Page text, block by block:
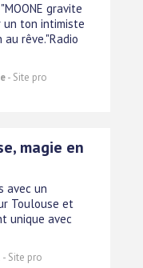
gravite
un ton intimiste
rêve."Radio
- Site pro
magie en
avec un
Toulouse et
unique avec
- Site pro